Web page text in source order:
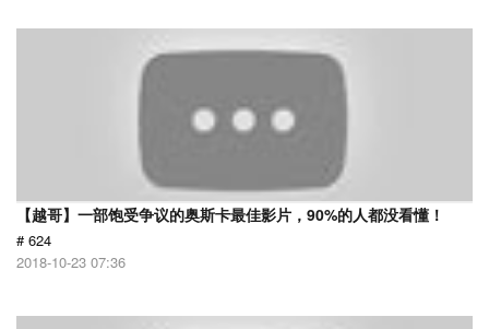
【越哥】一部饱受争议的奥斯卡最佳影片，90%的人都没看懂！
# 624
2018-10-23 07:36